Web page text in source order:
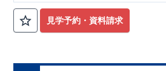
見学予約・資料請求